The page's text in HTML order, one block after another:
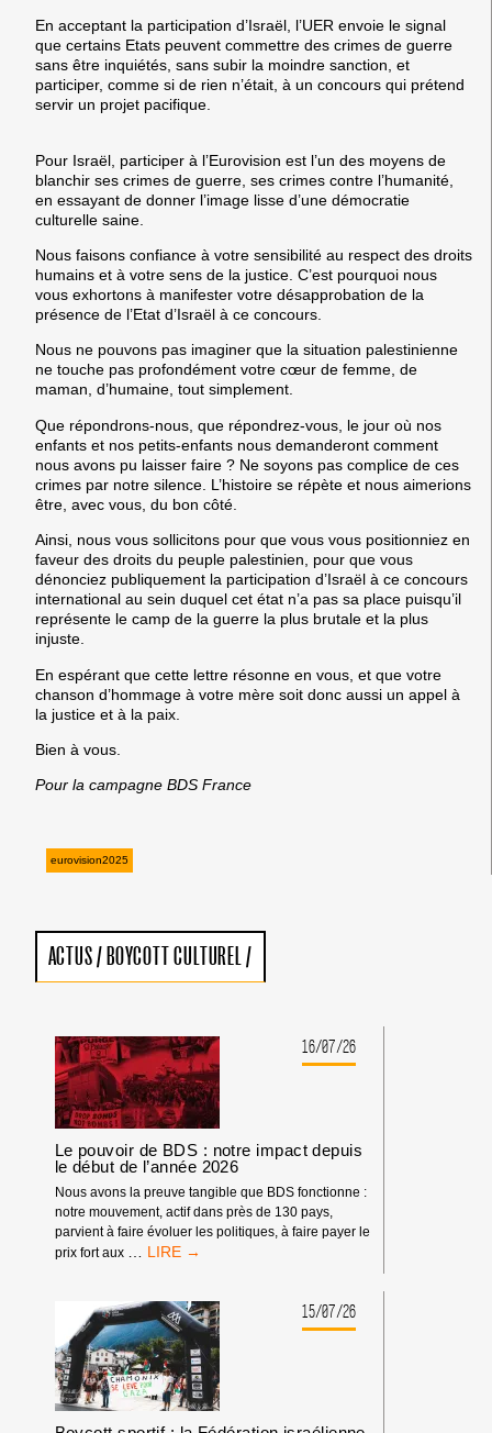
En acceptant la participation d’Israël, l’UER envoie le signal
que certains Etats peuvent commettre des crimes de guerre
sans être inquiétés, sans subir la moindre sanction, et
participer, comme si de rien n’était, à un concours qui prétend
servir un projet pacifique.
Pour Israël, participer à l’Eurovision est l’un des moyens de
blanchir ses crimes de guerre, ses crimes contre l’humanité,
en essayant de donner l’image lisse d’une démocratie
culturelle saine.
Nous faisons confiance à votre sensibilité au respect des droits
humains et à votre sens de la justice. C’est pourquoi nous
vous exhortons à manifester votre désapprobation de la
présence de l’Etat d’Israël à ce concours.
Nous ne pouvons pas imaginer que la situation palestinienne
ne touche pas profondément votre cœur de femme, de
maman, d’humaine, tout simplement.
Que répondrons-nous, que répondrez-vous, le jour où nos
enfants et nos petits-enfants nous demanderont comment
nous avons pu laisser faire ? Ne soyons pas complice de ces
crimes par notre silence. L’histoire se répète et nous aimerions
être, avec vous, du bon côté.
Ainsi, nous vous sollicitons pour que vous vous positionniez en
faveur des droits du peuple palestinien, pour que vous
dénonciez publiquement la participation d’Israël à ce concours
international au sein duquel cet état n’a pas sa place puisqu’il
représente le camp de la guerre la plus brutale et la plus
injuste.
En espérant que cette lettre résonne en vous, et que votre
chanson d’hommage à votre mère soit donc aussi un appel à
la justice et à la paix.
Bien à vous.
Pour la campagne BDS France
eurovision2025
ACTUS/ BOYCOTT CULTUREL/
16/07/26
Le pouvoir de BDS : notre impact depuis
le début de l’année 2026
Nous avons la preuve tangible que BDS fonctionne :
notre mouvement, actif dans près de 130 pays,
parvient à faire évoluer les politiques, à faire payer le
prix fort aux
LE
BDS
:
NOTRE
IMPACT
DEPUIS
LE
DÉBUT
15/07/26